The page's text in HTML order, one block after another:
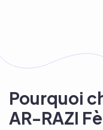
Pourquoi
AR-RAZI